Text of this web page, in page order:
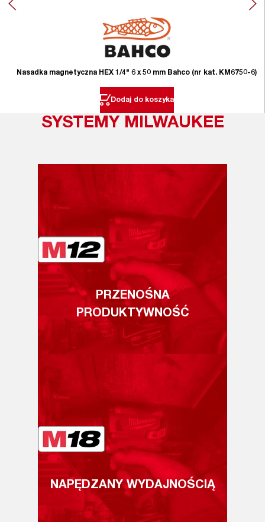
Nasadka magnetyczna HEX 1/4" 6 x 50 mm Bahco (nr kat. KM6750-6)
Dodaj do koszyka
SYSTEMY MILWAUKEE
PRZENOŚNA
PRODUKTYWNOŚĆ
NAPĘDZANY WYDAJNOŚCIĄ